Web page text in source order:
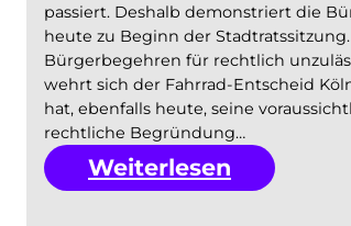
passiert. Deshalb demonstriert die
heute zu Beginn der
Bürgerbegehren für rechtlich
wehrt sich der Fahrrad-Entscheid
hat, ebenfalls heute, seine
rechtliche Begründung…
Weiterlesen